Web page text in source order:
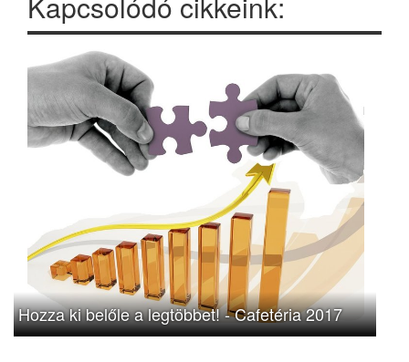
Hozza ki belőle a legtöbbet! - Cafetéria 2017